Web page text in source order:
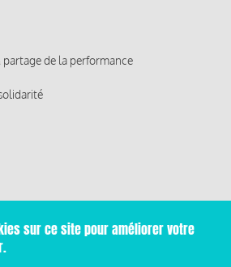
de la performance
Social - Réalisé par
sur ce site pour améliorer votre